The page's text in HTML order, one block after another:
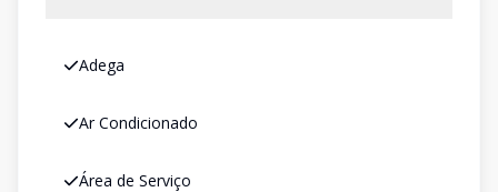
Adega
Ar Condicionado
Área de Serviço